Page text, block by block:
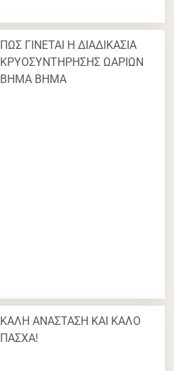
ΠΩΣ ΓΙΝΕΤΑΙ Η ΔΙΑΔΙΚΑΣΙΑ
ΚΡΥΟΣΥΝΤΗΡΗΣΗΣ ΩΑΡΙΩΝ
ΒΗΜΑ ΒΗΜΑ
ΚΑΛΗ ΑΝΑΣΤΑΣΗ ΚΑΙ ΚΑΛΟ
ΠΑΣΧΑ!